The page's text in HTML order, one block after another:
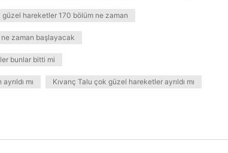
güzel hareketler 170 bölüm ne zaman
zaman başlayacak
bunlar bitti mi
mı Kıvanç Talu çok güzel hareketler ayrıldı mı